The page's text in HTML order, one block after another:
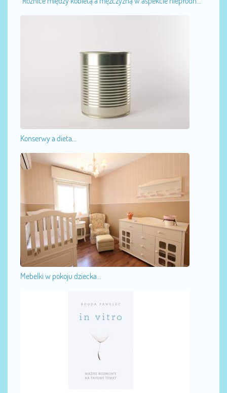
Konserwy a dieta...
Mebelki w pokoju dziecka...